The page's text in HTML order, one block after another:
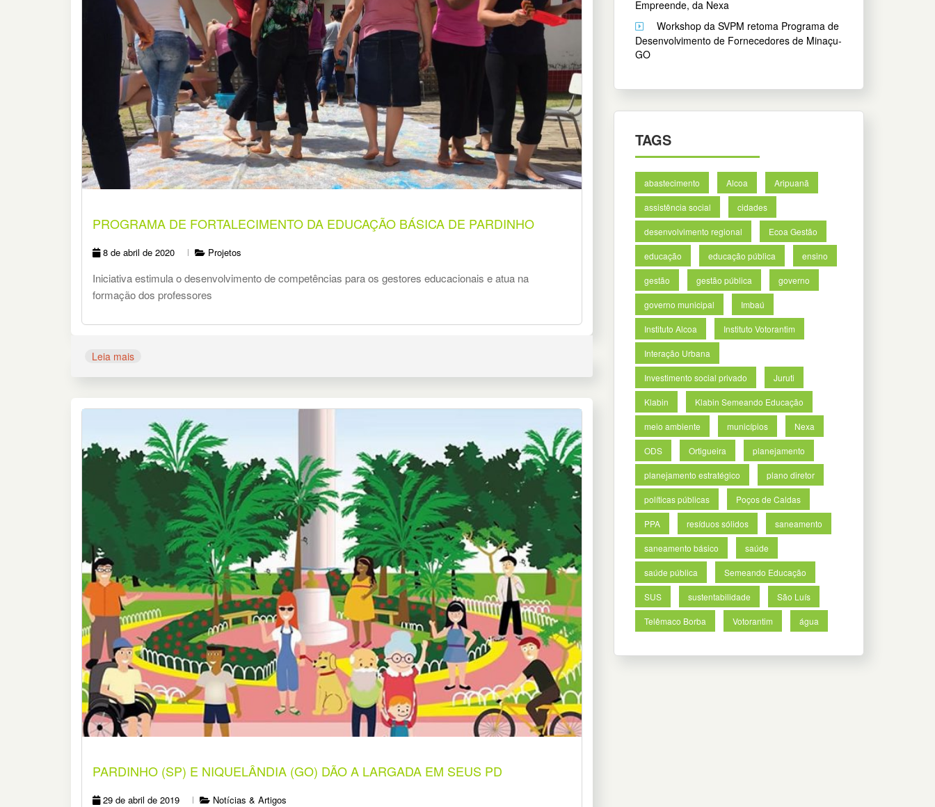
PROGRAMA DE FORTALECIMENTO DA EDUCAÇÃO BÁSICA DE PARDINHO
8 de abril de 2020 Projetos
Iniciativa estimula o desenvolvimento de competências para os gestores educacionais e atua na
formação dos professores
Leia mais
PARDINHO (SP) E NIQUELÂNDIA (GO) DÃO A LARGADA EM SEUS PD
29 de abril de 2019 Notícias & Artigos
Empreende, da Nexa
Workshop da SVPM retoma Programa de
Desenvolvimento de Fornecedores de Minaçu-
GO
TAGS
abastecimento Alcoa Aripuanã
assistência social cidades
desenvolvimento regional Ecoa Gestão
educação educação pública ensino
gestão gestão pública governo
governo municipal Imbaú
Instituto Alcoa Instituto Votorantim
Interação Urbana
Investimento social privado Juruti
Klabin Klabin Semeando Educação
meio ambiente municípios Nexa
ODS Ortigueira planejamento
planejamento estratégico plano diretor
políticas públicas Poços de Caldas
PPA resíduos sólidos saneamento
saneamento básico saúde
saúde pública Semeando Educação
SUS sustentabilidade São Luís
Telêmaco Borba Votorantim água